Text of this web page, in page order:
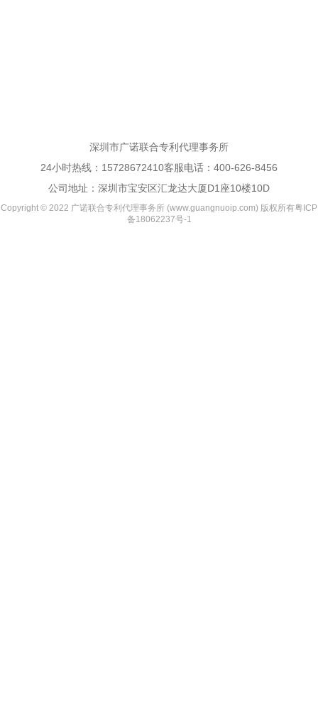
深圳市广诺联合专利代理事务所
24小时热线： 15728672410客服电话： 400-626-8456
公司地址：深圳市宝安区汇龙达大厦D1座10楼10D
Copyright © 2022 广诺联合专利代理事务所 (www.guangnuoip.com) 版权所有粤ICP
备18062237号-1